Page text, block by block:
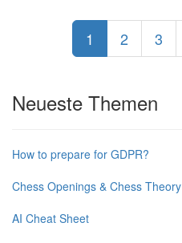
1 2 3
Neueste Themen
How to prepare for GDPR?
Chess Openings & Chess Theory
AI Cheat Sheet